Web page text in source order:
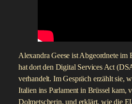
Alexandra Geese ist Abgeordnete im
hat dort den Digital Services Act
verhandelt. Im Gespräch erzählt sie,
Italien ins Parlament in Brüssel kam,
Dolmetscherin, und erklärt, wie die